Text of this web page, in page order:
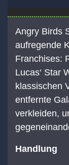
Angry Birds
aufregende
Franchises:
Lucas‘ Star
klassischen
entfernte
verkleiden,
Handlung